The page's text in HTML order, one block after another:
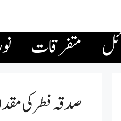
متفرقات
صدقہ فطر کی مقدار